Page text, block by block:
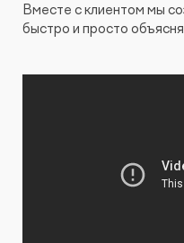
Вместе с клиентом мы
быстро и просто